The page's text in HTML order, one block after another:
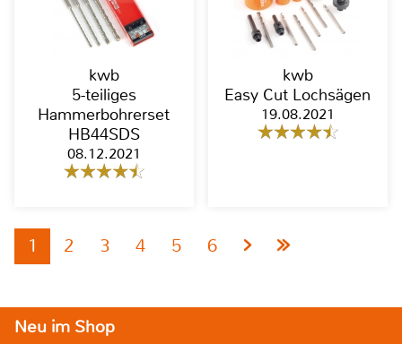
kwb
5-teiliges
Hammerbohrerset
HB44SDS
08.12.2021
kwb
Easy Cut Lochsägen
19.08.2021
1 2 3 4 5 6
Neu im Shop